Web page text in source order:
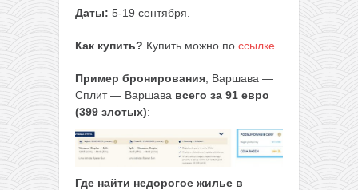
Даты: 5-19 сентября.
Как купить? Купить можно по ссылке
Пример бронирования , Варшава —
Сплит — Варшава всего за 91 евро
(399 злотых):
Где найти недорогое жилье в